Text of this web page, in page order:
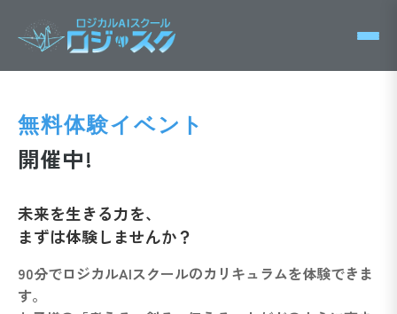
無料体験イベント
開催中!
未来を生きる力を、
まずは体験しませんか？
90分でロジカルAIスクールのカリキュラムを体験できま
す。